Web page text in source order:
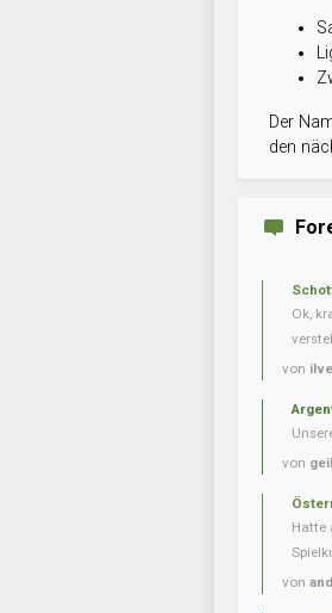
Der
den
Ok,
von
von
Hatte
von